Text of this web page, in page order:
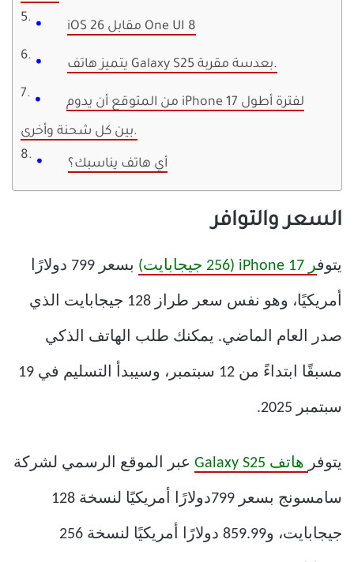
iOS 26 مقابل One UI 8
يتميز هاتف Galaxy S25 بعدسة مقربة.
من المتوقع أن يدوم iPhone 17 لفترة أطول
بين كل شحنة وأخرى.
أي هاتف يناسبك؟
السعر والتوافر
يتوفر iPhone 17 (256 جيجابايت) بسعر 799 دولارًا
أمريكيًا، وهو نفس سعر طراز 128 جيجابايت الذي
صدر العام الماضي. يمكنك طلب الهاتف الذكي
مسبقًا ابتداءً من 12 سبتمبر، وسيبدأ التسليم في 19
سبتمبر 2025.
يتوفر هاتف Galaxy S25 عبر الموقع الرسمي لشركة
سامسونج بسعر 799دولارًا أمريكيًا لنسخة 128
جيجابايت، و859.99 دولارًا أمريكيًا لنسخة 256